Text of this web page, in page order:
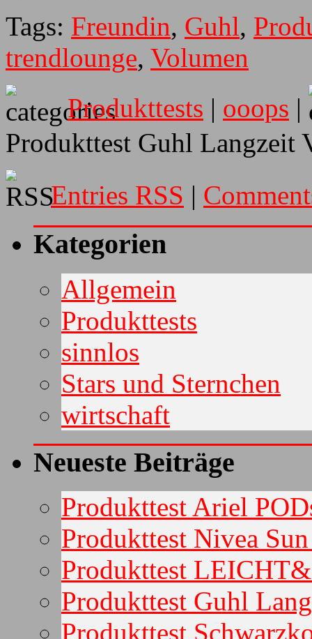
Tags: Freundin, Guhl,
trendlounge, Volumen
Produkttests | ooops |
Produkttest Guhl Langzeit
Entries RSS |
Kategorien
Allgemein
Produkttests
sinnlos
Stars und Sternchen
wirtschaft
Neueste Beiträge
Produkttest Ariel
Produkttest Nivea
Produkttest
Produkttest Guhl
Produkttest